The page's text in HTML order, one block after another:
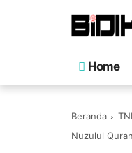
Home
Beranda
Nuzulul